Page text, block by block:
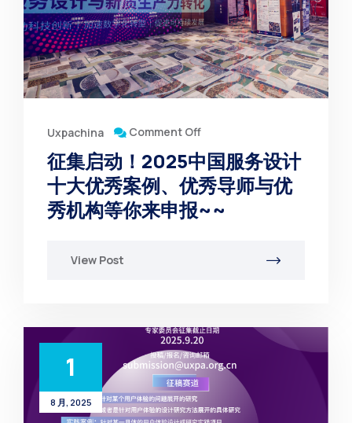
Uxpachina Comment Off
征集启动！2025中国服务设计
十大优秀案例、优秀导师与优
秀机构等你来申报~~
View Post
1
8 月, 2025